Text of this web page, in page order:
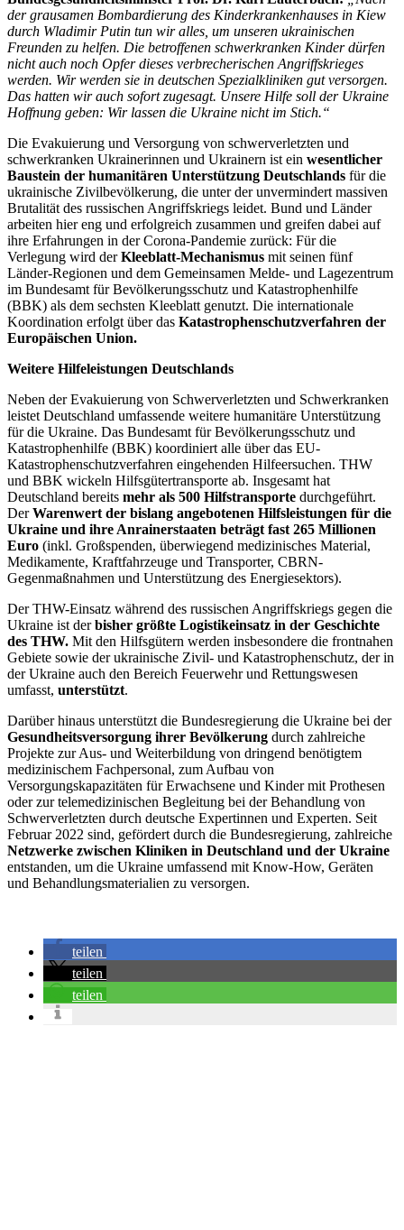
der grausamen Bombardierung des Kinderkrankenhauses in Kiew
durch Wladimir Putin tun wir alles, um unseren ukrainischen
Freunden zu helfen. Die betroffenen schwerkranken Kinder dürfen
nicht auch noch Opfer dieses verbrecherischen Angriffskrieges
werden. Wir werden sie in deutschen Spezialkliniken gut versorgen.
Das hatten wir auch sofort zugesagt. Unsere Hilfe soll der Ukraine
Hoffnung geben: Wir lassen die Ukraine nicht im Stich.“
Die Evakuierung und Versorgung von schwerverletzten und
schwerkranken Ukrainerinnen und Ukrainern ist ein wesentlicher
Baustein der humanitären Unterstützung Deutschlands für die
ukrainische Zivilbevölkerung, die unter der unvermindert massiven
Brutalität des russischen Angriffskriegs leidet. Bund und Länder
arbeiten hier eng und erfolgreich zusammen und greifen dabei auf
ihre Erfahrungen in der Corona-Pandemie zurück: Für die
Verlegung wird derKleeblatt-Mechanismus mit seinen fünf
Länder-Regionen und dem Gemeinsamen Melde- und Lagezentrum
im Bundesamt für Bevölkerungsschutz und Katastrophenhilfe
(BBK) als dem sechsten Kleeblatt genutzt. Die internationale
Koordination erfolgt über das Katastrophenschutzverfahren der
Europäischen Union.
Weitere Hilfeleistungen Deutschlands
Neben der Evakuierung von Schwerverletzten und Schwerkranken
leistet Deutschland umfassende weitere humanitäre Unterstützung
für die Ukraine. Das Bundesamt für Bevölkerungsschutz und
Katastrophenhilfe (BBK) koordiniert alle über das EU-
Katastrophenschutzverfahren eingehenden Hilfeersuchen. THW
und BBK wickeln Hilfsgütertransporte ab. Insgesamt hat
Deutschland bereits mehr als 500 Hilfstransporte durchgeführt.
DerWarenwert der bislang angebotenen Hilfsleistungen für die
Ukraine und ihre Anrainerstaaten beträgt fast 265 Millionen
Euro (inkl. Großspenden, überwiegend medizinisches Material,
Medikamente, Kraftfahrzeuge und Transporter, CBRN-
Gegenmaßnahmen und Unterstützung des Energiesektors).
Der THW-Einsatz während des russischen Angriffskriegs gegen die
Ukraine ist derbisher größte Logistikeinsatz in der Geschichte
des THW. Mit den Hilfsgütern werden insbesondere die frontnahen
Gebiete sowie der ukrainische Zivil- und Katastrophenschutz, der in
der Ukraine auch den Bereich Feuerwehr und Rettungswesen
umfasst, unterstützt.
Darüber hinaus unterstützt die Bundesregierung die Ukraine bei der
Gesundheitsversorgung ihrer Bevölkerung durch zahlreiche
Projekte zur Aus- und Weiterbildung von dringend benötigtem
medizinischem Fachpersonal, zum Aufbau von
Versorgungskapazitäten für Erwachsene und Kinder mit Prothesen
oder zur telemedizinischen Begleitung bei der Behandlung von
Schwerverletzten durch deutsche Expertinnen und Experten. Seit
Februar 2022 sind, gefördert durch die Bundesregierung, zahlreiche
Netzwerke zwischen Kliniken in Deutschland und der Ukraine
entstanden, um die Ukraine umfassend mit Know-How, Geräten
und Behandlungsmaterialien zu versorgen.
teilen
teilen
teilen